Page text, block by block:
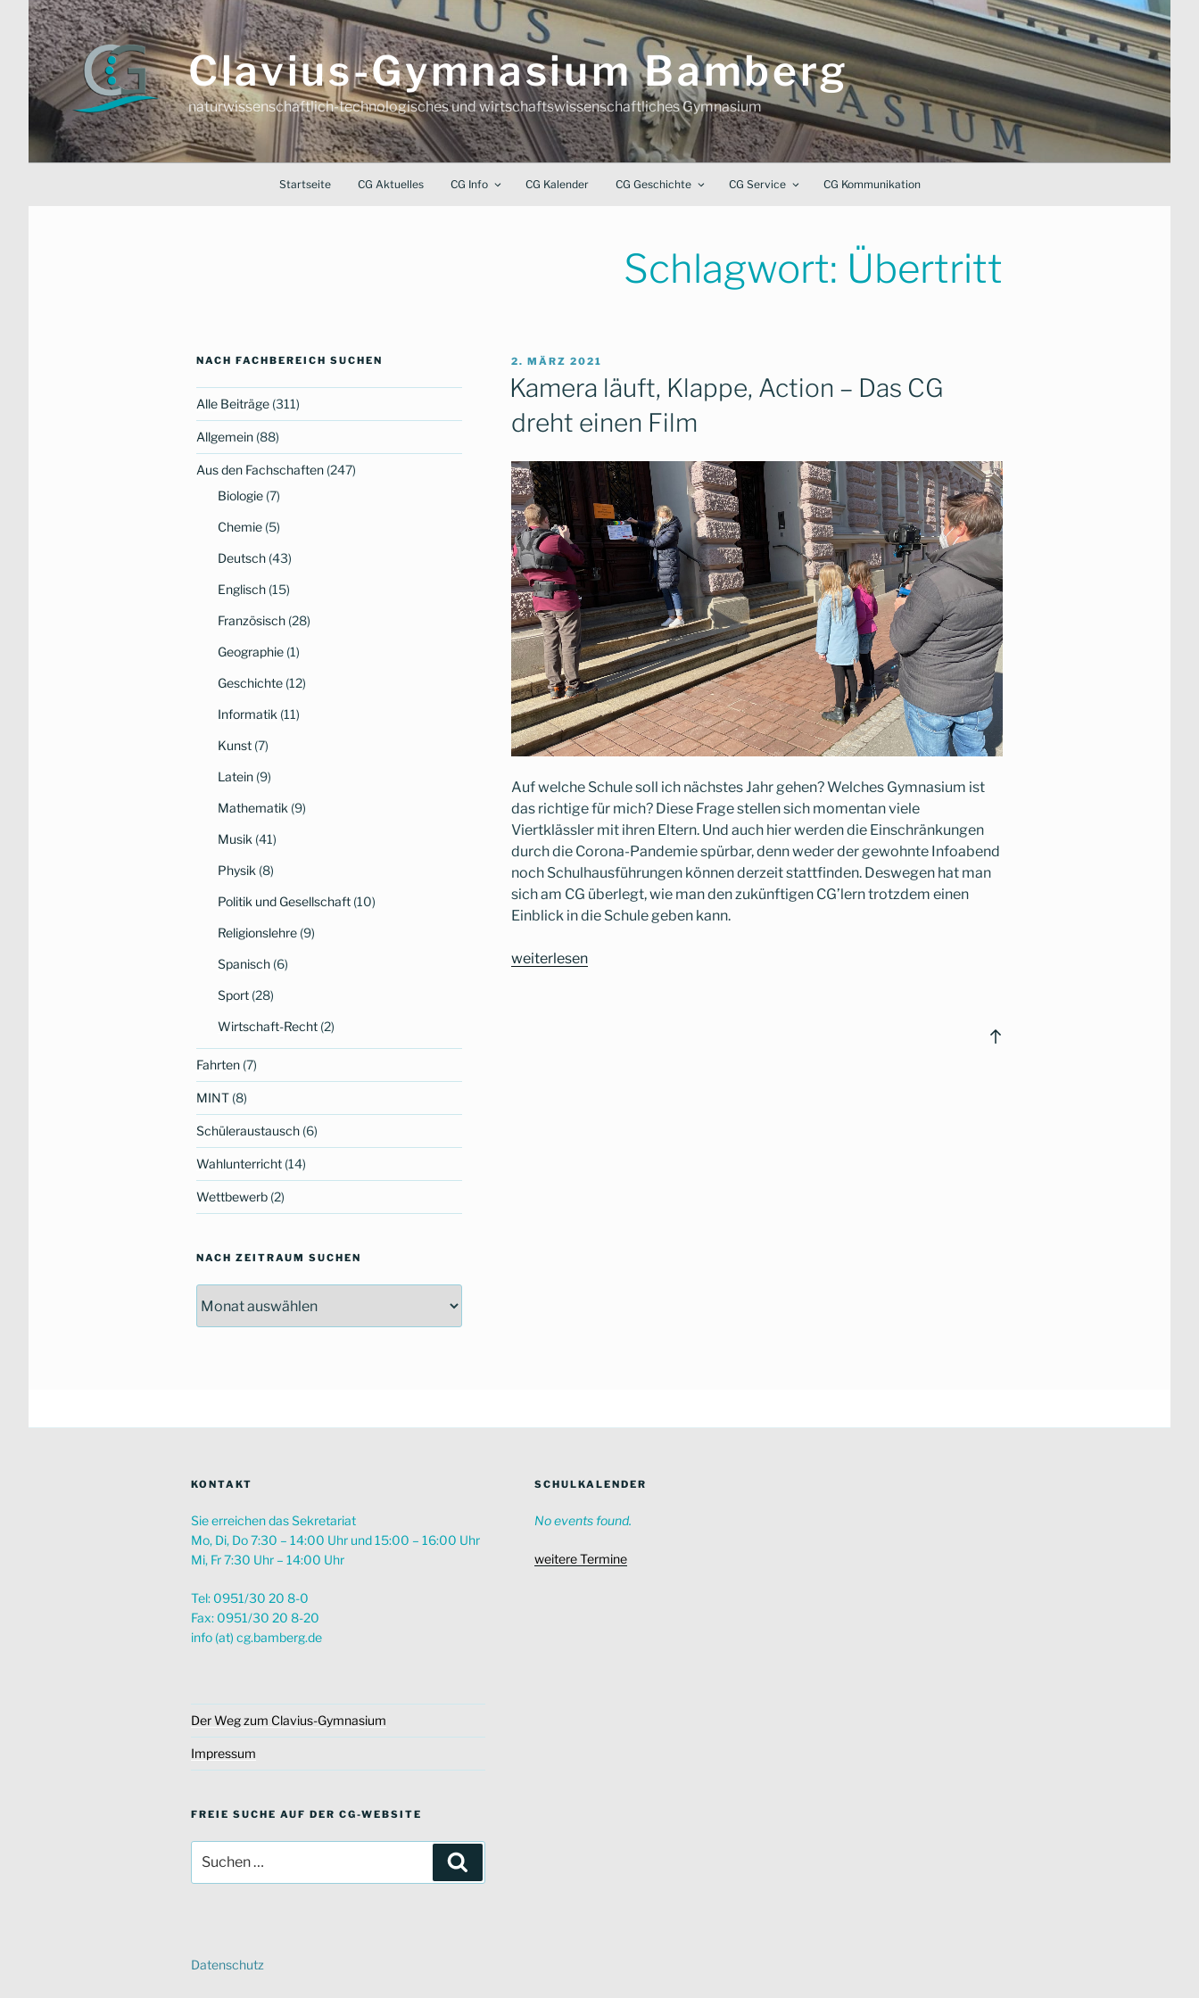
Zum
Inhalt
springen
Clavius-Gymnasium Bamberg
naturwissenschaftlich-technologisches und wirtschaftswissenschaftliches Gymnasium
Startseite CG Aktuelles CG Info CG Kalender CG Geschichte CG Service CG Kommunikation
Schlagwort: Übertritt
VERÖFFENTLICHT
2. MÄRZ 2021
Kamera läuft, Klappe, Action – Das CG
dreht einen Film
Auf welche Schule soll ich nächstes Jahr gehen? Welches Gymnasium ist
das richtige für mich? Diese Frage stellen sich momentan viele
Viertklässler mit ihren Eltern. Und auch hier werden die Einschränkungen
durch die Corona-Pandemie spürbar, denn weder der gewohnte Infoabend
noch Schulhausführungen können derzeit stattfinden. Deswegen hat man
sich am CG überlegt, wie man den zukünftigen CG’lern trotzdem einen
Einblick in die Schule geben kann.
„Kamera
weiterlesen
NACH FACHBEREICH SUCHEN
Alle Beiträge (311)
Allgemein (88)
Aus den Fachschaften (247)
Biologie (7)
Chemie (5)
Deutsch (43)
Englisch (15)
Französisch (28)
Geographie (1)
Geschichte (12)
Informatik (11)
Kunst (7)
Latein (9)
Mathematik (9)
Musik (41)
Physik (8)
Politik und Gesellschaft (10)
Religionslehre (9)
Spanisch (6)
Sport (28)
Wirtschaft-Recht (2)
Fahrten (7)
MINT (8)
Schüleraustausch (6)
Wahlunterricht (14)
Wettbewerb (2)
NACH ZEITRAUM SUCHEN
Zeitraum
suchen
KONTAKT
Sie erreichen das Sekretariat
Mo, Di, Do 7:30 – 14:00 Uhr und 15:00 – 16:00 Uhr
Mi, Fr 7:30 Uhr – 14:00 Uhr
Tel: 0951/30 20 8-0
Fax: 0951/30 20 8-20
info (at) cg.bamberg.de
Der Weg zum Clavius-Gymnasium
Impressum
FREIE SUCHE AUF DER CG-WEBSITE
nach:
SCHULKALENDER
No events found.
weitere Termine
Datenschutz